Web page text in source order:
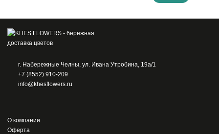
г. Набережные Челны, ул. Ивана Утробина, 19а/1
+7 (8552) 910-209
info@khesflowers.ru
О компании
Оферта